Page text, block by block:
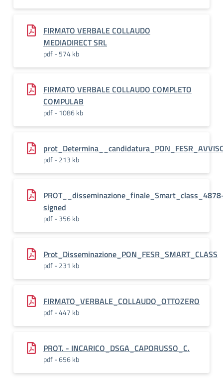
FIRMATO VERBALE COLLAUDO
MEDIADIRECT SRL
pdf - 574 kb
FIRMATO VERBALE COLLAUDO COMPLETO
COMPULAB
pdf - 1086 kb
pdf - 213 kb
signed
pdf - 356 kb
Prot_Disseminazione_PON_FESR_SMART_CLASS
pdf - 231 kb
FIRMATO_VERBALE_COLLAUDO_OTTOZERO
pdf - 447 kb
PROT. - INCARICO_DSGA_CAPORUSSO_C.
pdf - 656 kb